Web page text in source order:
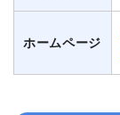
ホームページ